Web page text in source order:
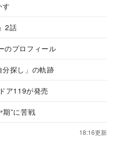
す
2話
のプロフィール
探し」の軌跡
ア119が発売
期”に苦戦
18:16更新